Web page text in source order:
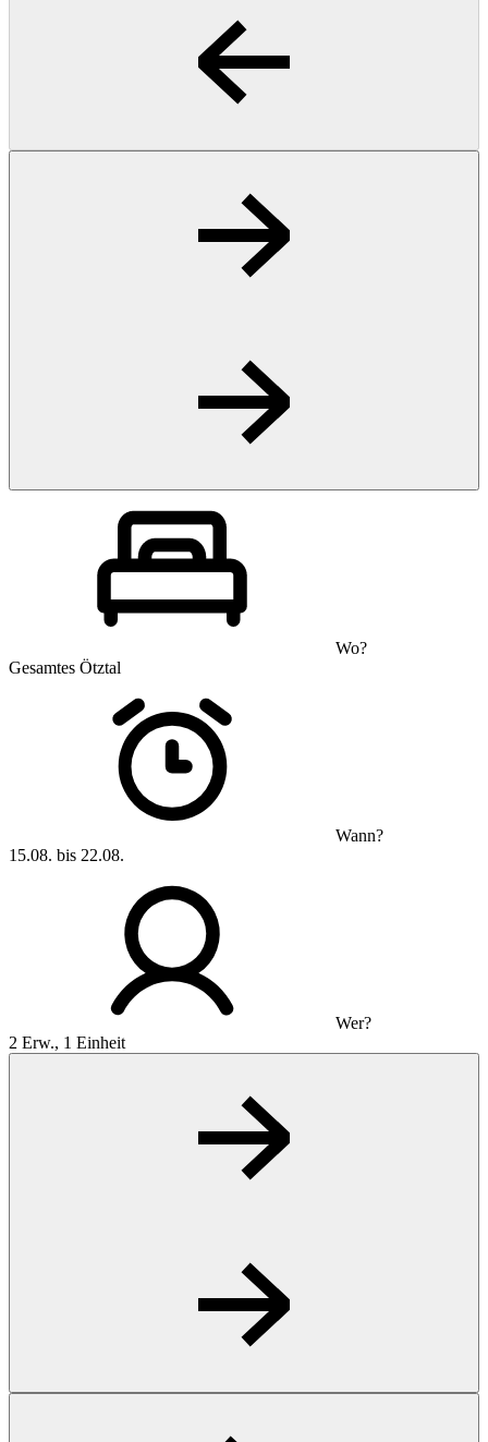
Wo?
Gesamtes Ötztal
Wann?
15.08. bis 22.08.
Wer?
2 Erw., 1 Einheit